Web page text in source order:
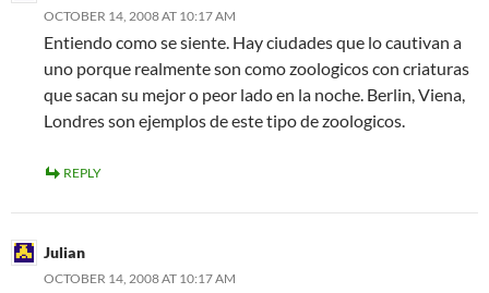
OCTOBER 14, 2008 AT 10:17 AM
Entiendo como se siente. Hay ciudades que lo cautivan a
uno porque realmente son como zoologicos con criaturas
que sacan su mejor o peor lado en la noche. Berlin, Viena,
Londres son ejemplos de este tipo de zoologicos.
REPLY
Julian
OCTOBER 14, 2008 AT 10:17 AM